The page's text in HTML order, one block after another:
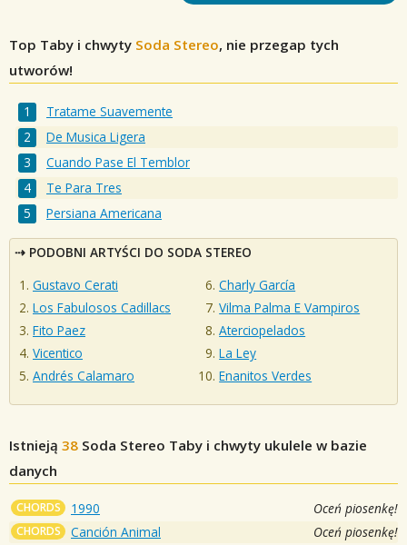
Top Taby i chwyty Soda Stereo, nie przegap tych
utworów!
Tratame Suavemente
De Musica Ligera
Cuando Pase El Temblor
Te Para Tres
Persiana Americana
PODOBNI ARTYŚCI DO SODA STEREO
Gustavo Cerati
Los Fabulosos Cadillacs
Fito Paez
Vicentico
Andrés Calamaro
Charly García
Vilma Palma E Vampiros
Aterciopelados
La Ley
Enanitos Verdes
Istnieją 38 Soda Stereo Taby i chwyty ukulele w bazie
danych
CHORDS 1990 Oceń piosenkę!
CHORDS Canción Animal Oceń piosenkę!